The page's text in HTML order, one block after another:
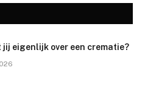
jij eigenlijk over een crematie?